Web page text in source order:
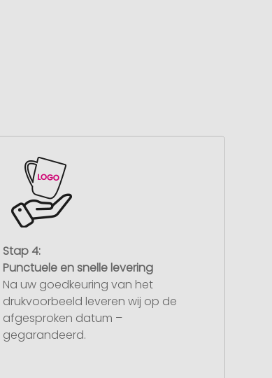
Stap 4:
Punctuele en snelle levering
Na uw goedkeuring van het
drukvoorbeeld leveren wij op de
afgesproken datum –
gegarandeerd.